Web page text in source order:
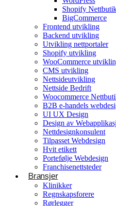
Shopify
BigCommerce
Frontend utvikling
Backend utvikling
Utvikling nettportaler
Shopify utvikling
WooCommerce
CMS utvikling
Nettsideutvikling
Nettside Bedrift
Woocommerce
B2B e-handels
UI UX Design
Design av
Nettdesignkonsulent
Tilpasset Webdesign
Hvit etikett
Portefølje Webdesign
Franchisenettsteder
Bransjer
Klinikker
Regnskapsforere
Rørlegger
Nettdesignkonsulent
Hvit etikett
E-handelsløsning
Woocommerce Nettbutikk
Shopify utvikling
WooCommerce utvikling
Betjener
WordPress
Shopify Nettbutikk
BigCommerce
Ønsker du å bygge din
Norge?
Byggetjenester
Byggefirmaer